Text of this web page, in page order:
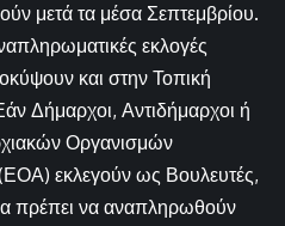
μετά τα μέσα Σεπτεμβρίου.
εκλογές
και στην Τοπική
Δήμαρχοι, Αντιδήμαρχοι ή
Οργανισμών
εκλεγούν ως Βουλευτές,
πρέπει να αναπληρωθούν